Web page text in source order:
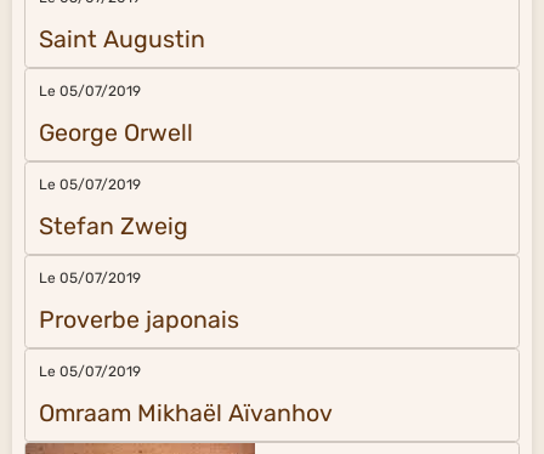
Saint Augustin
Le 05/07/2019
George Orwell
Le 05/07/2019
Stefan Zweig
Le 05/07/2019
Proverbe japonais
Le 05/07/2019
Omraam Mikhaël Aïvanhov